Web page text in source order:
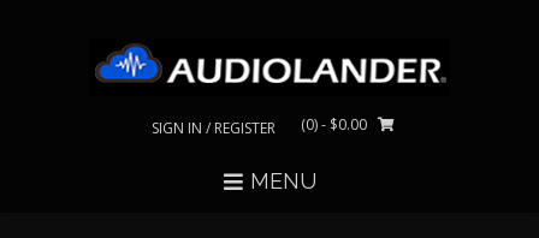
SIGN IN / REGISTER (0)- $0.00
MENU